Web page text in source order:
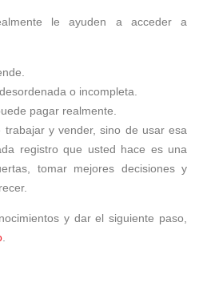
le ayuden a acceder a
o incompleta.
pagar realmente.
y vender, sino de usar esa
registro que usted hace es una
tomar mejores decisiones y
y dar el siguiente paso,